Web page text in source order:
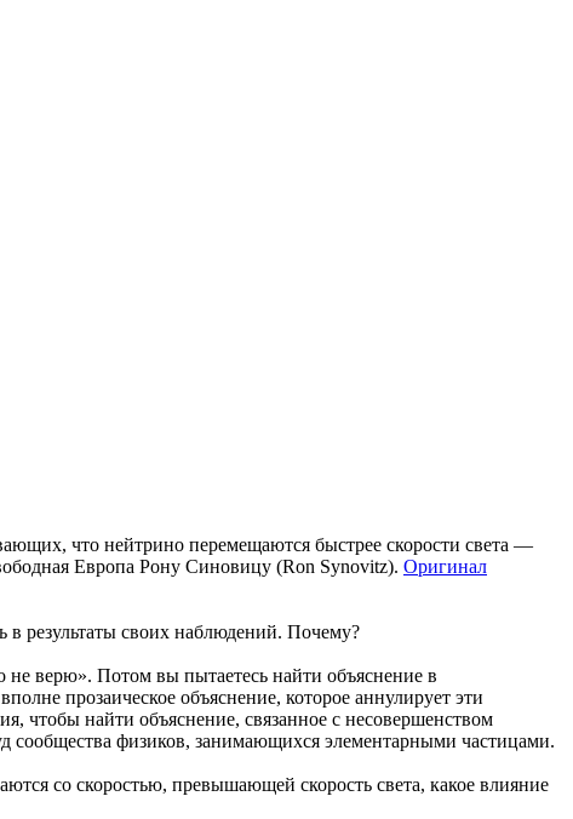
что нейтрино перемещаются быстрее скорости света —
Европа Рону Синовицу (Ron Synovitz). Оригинал
результаты своих наблюдений. Почему?
верю». Потом вы пытаетесь найти объяснение в
прозаическое объяснение, которое аннулирует эти
чтобы найти объяснение, связанное с несовершенством
сообщества физиков, занимающихся элементарными частицами.
со скоростью, превышающей скорость света, какое влияние